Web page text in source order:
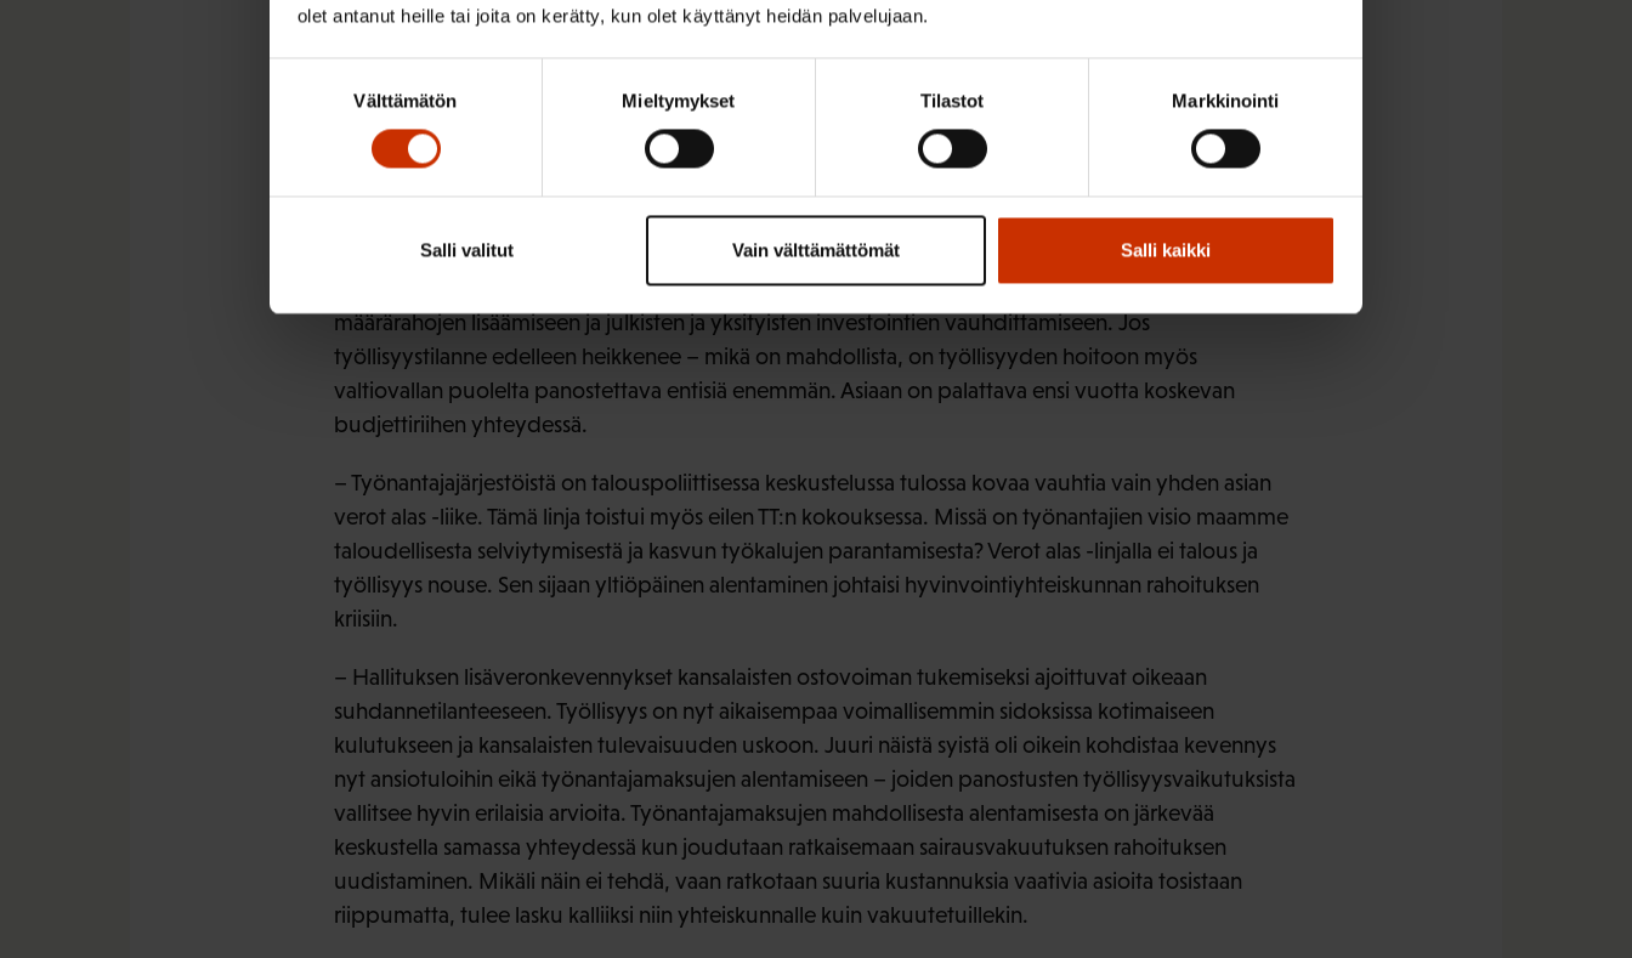
olet antanut heille tai joita on kerätty, kun olet käyttänyt heidän palvelujaan.
Välttämätön Mieltymykset Tilastot Markkinointi
Vain välttämättömät
Salli valitut Salli kaikki
uudistaminen, työntekijöiden turvallisuuden parantaminen yritysten ja julkisyhteisöjen
ja osaamiseen panostamisen alueella. Hallitusohjelmassa korostetaan tasa-arvon vahvistamista niin
työelämässä kuin palkkauksessakin. Uusi hallitus siis tarjoaa kolmikantayhteistyön kättä
työmarkkinaosapuolille ja tähän yhteistyöhön meidän on järkevää tarttua.
– Paketti rakentuu ostovoimaa tukevien lisäverokevennysten lisäksi työvoimapoliittisiin
määrärahojen lisäämiseen ja julkisten ja yksityisten investointien vauhdittamiseen. Jos
työllisyystilanne edelleen heikkenee – mikä on mahdollista, on työllisyyden hoitoon myös
valtiovallan puolelta panostettava entisiä enemmän. Asiaan on palattava ensi vuotta koskevan
budjettiriihen yhteydessä.
– Työnantajajärjestöistä on talouspoliittisessa keskustelussa tulossa kovaa vauhtia vain yhden asian
verot alas -liike. Tämä linja toistui myös eilen TT:n kokouksessa. Missä on työnantajien visio maamme
taloudellisesta selviytymisestä ja kasvun työkalujen parantamisesta? Verot alas -linjalla ei talous ja
työllisyys nouse. Sen sijaan yltiöpäinen alentaminen johtaisi hyvinvointiyhteiskunnan rahoituksen
kriisiin.
– Hallituksen lisäveronkevennykset kansalaisten ostovoiman tukemiseksi ajoittuvat oikeaan
suhdannetilanteeseen. Työllisyys on nyt aikaisempaa voimallisemmin sidoksissa kotimaiseen
kulutukseen ja kansalaisten tulevaisuuden uskoon. Juuri näistä syistä oli oikein kohdistaa kevennys
nyt ansiotuloihin eikä työnantajamaksujen alentamiseen – joiden panostusten työllisyysvaikutuksista
vallitsee hyvin erilaisia arvioita. Työnantajamaksujen mahdollisesta alentamisesta on järkevää
keskustella samassa yhteydessä kun joudutaan ratkaisemaan sairausvakuutuksen rahoituksen
uudistaminen. Mikäli näin ei tehdä, vaan ratkotaan suuria kustannuksia vaativia asioita tosistaan
riippumatta, tulee lasku kalliiksi niin yhteiskunnalle kuin vakuutetuillekin.